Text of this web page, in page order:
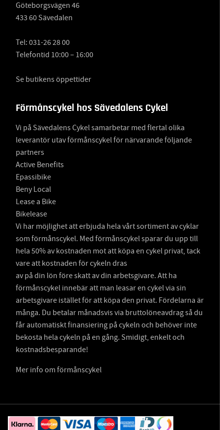
Göteborgsvägen 46
433 60 Sävedalen
Tel: 031-26 28 00
Telefontid 10:00 – 16:00
Se butikens öppettider
Förmånscykel hos Sävedalens Cykel
Vi på Sävedalens Cykel samarbetar med flertal olika
leverantör utav förmånscykel för närvarande följande
partners
Active Benefits
Epassibike
Beny Local
Lease a Bike
Bikelease
Vi har möjlighet att erbjuda hela vårt sortiment av cyklar
som förmånscykel. Med förmånscykel sparar du upp till
hela 50% av kostnaden mot att köpa en cykel privat, tack
vare att kostnaden för cykeln dras
av på din lön före skatt av din arbetsgivare. Att ha
förmånscykel innebär att man leasar en cykel via sin
arbetsgivare istället för att köpa den privat. Fördelarna är
många. Du betalar månadsvis via bruttolöneavdrag så du
får automatiskt finansiering på cykeln och behöver inte
bekosta hela cykeln på en gång. Smidigt, enkelt och
kostnadsbesparande!
Mer info om förmånscykel